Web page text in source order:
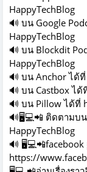
HappyTechBlog
🔊 บน Google
HappyTechBlog
🔊 บน Blockdit
HappyTechBlog
🔊 บน Anchor ได้ที่
🔊 บน Castbox ได้
🔊 บน Pillow ได้ที่
🔊🖥️💻📲 ติดตามบ
HappyTechBlog
🔊 🖥️💻📲facebook
https://